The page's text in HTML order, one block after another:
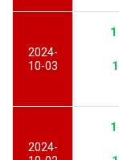
2024-
10-03
1
1
2024-
1